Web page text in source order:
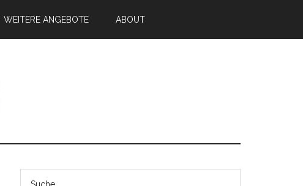
WEITERE ANGEBOTE ABOUT